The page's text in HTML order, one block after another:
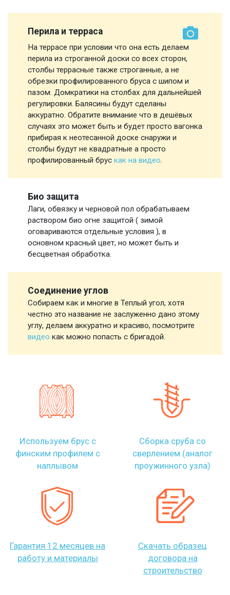
Перила и терраса
На террасе при условии что она есть делаем
перила из строганной доски со всех сторон,
столбы террасные также строганные, а не
обрезки профилированного бруса с шипом и
пазом. Домкратики на столбах для дальнейшей
регулировки. Балясины будут сделаны
аккуратно. Обратите внимание что в дешёвых
случаях это может быть и будет просто вагонка
прибирая к неотесанной доске снаружи и
столбы будут не квадратные а просто
профилированный брус как на видео.
Био защита
Лаги, обвязку и черновой пол обрабатываем
раствором био огне защитой ( зимой
оговариваются отдельные условия ), в
основном красный цвет, но может быть и
бесцветная обработка.
Соединение углов
Собираем как и многие в Теплый угол, хотя
честно это название не заслуженно дано этому
углу, делаем аккуратно и красиво, посмотрите
видео как можно попасть с бригадой.
Используем брус с
финским профилем с
наплывом
Сборка сруба со
сверлением (аналог
проужинного узла)
Гарантия 12 месяцев на
работу и материалы
Скачать образец
договора на
строительство